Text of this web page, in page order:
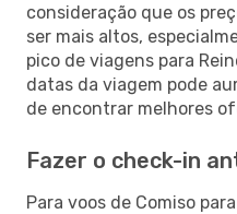
consideração que os
ser mais altos,
pico de viagens para
datas da viagem pode
de encontrar melhores
Fazer o check-in
Para voos de Comiso